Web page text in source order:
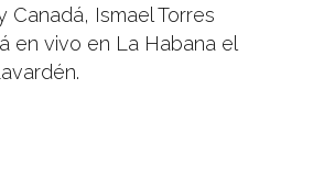
Canadá, Ismael Torres
en vivo en La Habana el